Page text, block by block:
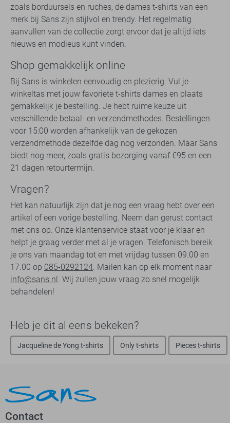
zoals borduursels en ruches, de dames t-shirts van een
merk bij Sans zijn stijlvol en trendy. Het regelmatig
aanvullen van de collectie zorgt ervoor dat je altijd iets
nieuws en modieus kunt vinden.
Shop gemakkelijk online
Bij Sans is winkelen eenvoudig en plezierig. Vul je
winkeltas met jouw favoriete t-shirts dames en plaats
gemakkelijk je bestelling. Je hebt ruime keuze uit
verschillende betaal- en verzendmethodes. Bestellingen
voor 15:00 worden afhankelijk van de gekozen
verzendmethode dezelfde dag nog verzonden. Maar Sans
biedt nog meer, zoals gratis bezorging vanaf €95 en een
21 dagen retourtermijn.
Vragen?
Het kan natuurlijk zijn dat je nog een vraag hebt over een
artikel of een vorige bestelling. Neem dan gerust contact
met ons op. Onze klantenservice staat voor je klaar en
helpt je graag verder met al je vragen. Telefonisch bereik
je ons van maandag tot en met vrijdag tussen 09.00 en
17.00 op 085-0292124. Mailen kan op elk moment naar
info@sans.nl. Wij zullen jouw vraag zo snel mogelijk
behandelen!
Heb je dit al eens bekeken?
Jacqueline de Yong t-shirts Only t-shirts Pieces t-shirts
Contact